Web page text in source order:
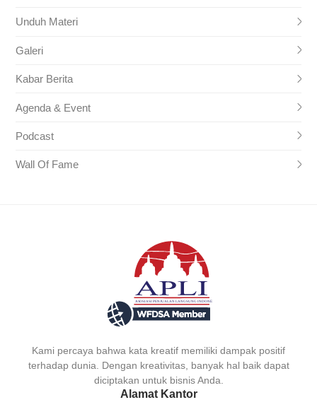
Unduh Materi
Galeri
Kabar Berita
Agenda & Event
Podcast
Wall Of Fame
Kami percaya bahwa kata kreatif memiliki dampak positif
terhadap dunia. Dengan kreativitas, banyak hal baik dapat
diciptakan untuk bisnis Anda.
Alamat Kantor